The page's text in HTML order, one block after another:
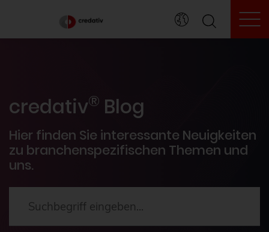
credativ® Blog
Hier finden Sie interessante Neuigkeiten
zu branchenspezifischen Themen und
uns.
Veranstaltungen
PostgreSQL®